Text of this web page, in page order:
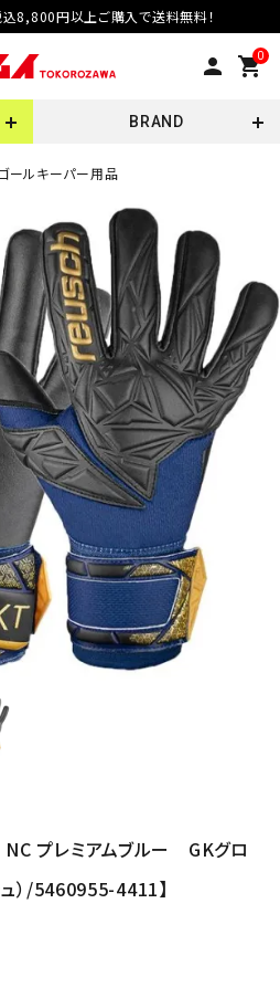
込8,800円以上ご購入で送料無料！
person 0
shopping_cart
BRAND
ゴールキーパー用品
NC プレミアムブルー GKグロ
）/5460955-4411】